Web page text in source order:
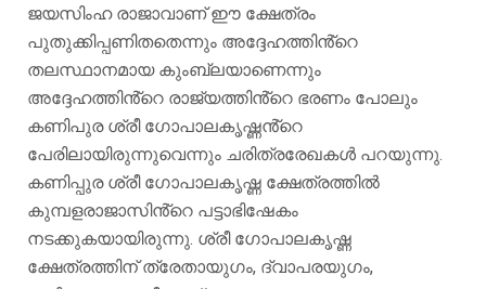
ജയസിംഹ രാജാവാണ് ഈ ക്ഷേത്രം
പുതുക്കിപ്പണിതതെന്നും അദ്ദേഹത്തിൻ്റെ
തലസ്ഥാനമായ കുംബ്ലയാണെന്നും
അദ്ദേഹത്തിൻ്റെ രാജ്യത്തിൻ്റെ ഭരണം പോലും
കണിപുര ശ്രീ ഗോപാലകൃഷ്ണൻ്റെ
പേരിലായിരുന്നുവെന്നും ചരിത്രരേഖകൾ പറയുന്നു.
കണിപ്പുര ശ്രീ ഗോപാലകൃഷ്ണ ക്ഷേത്രത്തിൽ
കുമ്പളരാജാസിൻ്റെ പട്ടാഭിഷേകം
നടക്കുകയായിരുന്നു. ശ്രീ ഗോപാലകൃഷ്ണ
ക്ഷേത്രത്തിന് ത്രേതായുഗം, ദ്വാപരയുഗം,